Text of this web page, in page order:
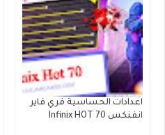
اعدادات الحساسية فري فاير
انفنكس Infinix HOT 70